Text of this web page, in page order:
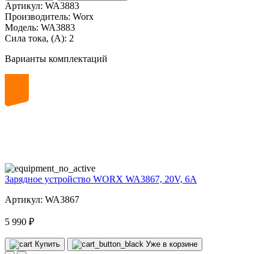
Артикул: WA3883
Производитель: Worx
Модель: WA3883
Сила тока, (А): 2
Варианты комплектаций
Зарядное устройство WORX WA3867, 20V, 6A
Артикул: WA3867
5 990 ₽
Купить Уже в корзине